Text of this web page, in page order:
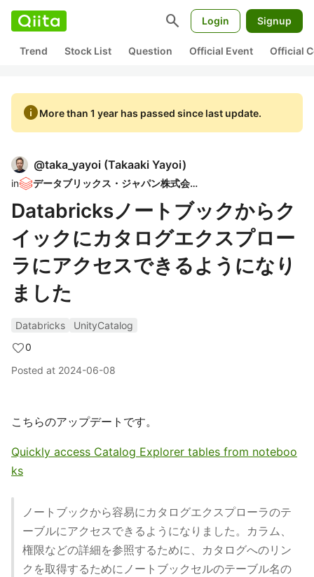
search Login Signup
Trend Stock List Question Official Event Official
infoMore than 1 year has passed since last update.
@taka_yayoi (Takaaki Yayoi)
in データブリックス・ジャパン株式会社
Databricksノートブックからク
イックにカタログエクスプロー
ラにアクセスできるようになり
ました
Databricks
UnityCatalog
0
Posted at 2024-06-08
こちらのアップデートです。
Quickly access Catalog Explorer tables from noteboo
ks
ノートブックから容易にカタログエクスプローラのテ
ーブルにアクセスできるようになりました。カラム、
権限などの詳細を参照するために、カタログへのリン
クを取得するためにノートブックセルのテーブル名の